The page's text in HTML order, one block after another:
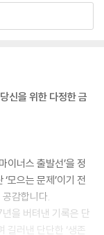
.
니라는 것을요. 그다
이유, 통장을 나누는
께 걸어 보는 이야기
축소됩니다. 절제
새 “나는 이 정도밖
, 가난은 나를 포기하
감싸 안습니다. 가진
인간답다는 말들입
신을 위한 다정한 금
이너스 출발선’을 정
모으는 문제’이기 전
공감합니다.
을 버텨낸 기록은 단
길러낸 단단한 ‘생존